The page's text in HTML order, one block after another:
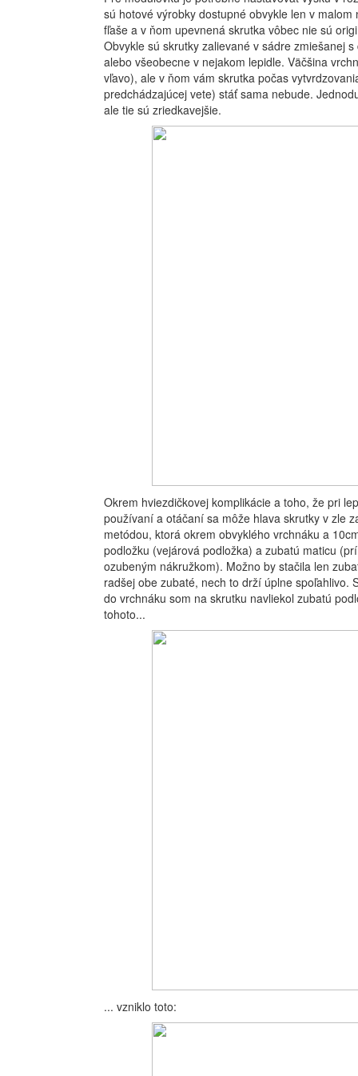
sú hotové výrobky dostupné obvykle len v
fľaše a v ňom upevnená skrutka vôbec nie sú
Obvykle sú skrutky zalievané v sádre zmiešanej
alebo všeobecne v nejakom lepidle. Väčšina
vľavo), ale v ňom vám skrutka počas
predchádzajúcej vete) stáť sama nebude.
ale tie sú zriedkavejšie.
Okrem hviezdičkovej komplikácie a toho, že pri
používaní a otáčaní sa môže hlava skrutky v zle
metódou, ktorá okrem obvyklého vrchnáku a
podložku (vejárová podložka) a zubatú maticu
ozubeným nákružkom). Možno by stačila len
radšej obe zubaté, nech to drží úplne spoľahlivo.
do vrchnáku som na skrutku navliekol zubatú
tohoto...
... vzniklo toto: